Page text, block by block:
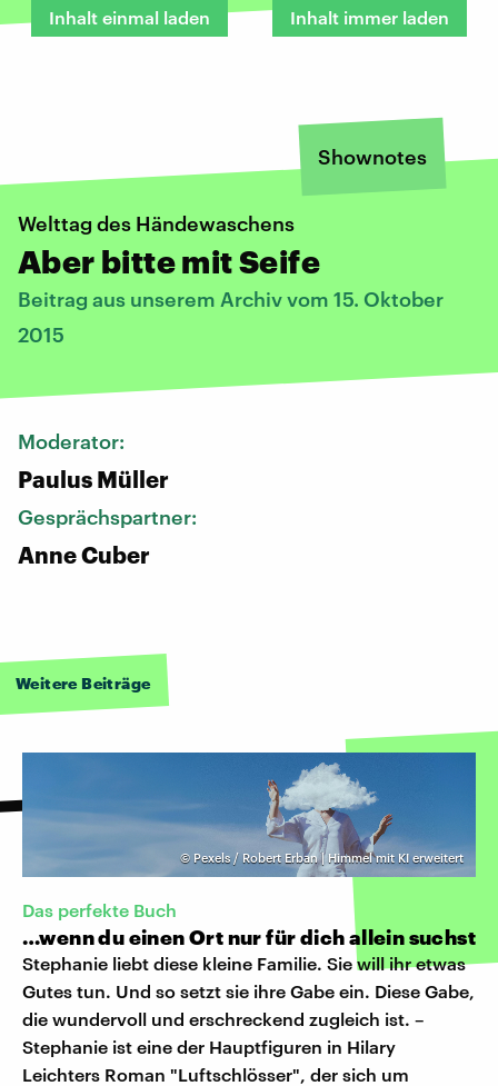
Inhalt einmal laden Inhalt immer laden
Shownotes
Welttag des Händewaschens
Aber bitte mit Seife
Beitrag aus unserem Archiv vom 15. Oktober
2015
Moderator:
Paulus Müller
Gesprächspartner:
Anne Cuber
Weitere Beiträge
© Pexels / Robert Erban | Himmel mit KI erweitert
Das perfekte Buch
…wenn du einen Ort nur für dich allein suchst
Stephanie liebt diese kleine Familie. Sie will ihr etwas
Gutes tun. Und so setzt sie ihre Gabe ein. Diese Gabe,
die wundervoll und erschreckend zugleich ist. –
Stephanie ist eine der Hauptfiguren in Hilary
Leichters Roman "Luftschlösser", der sich um